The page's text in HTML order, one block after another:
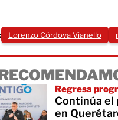
Lorenzo Córdova Vianello
Regresa
Continúa el
en